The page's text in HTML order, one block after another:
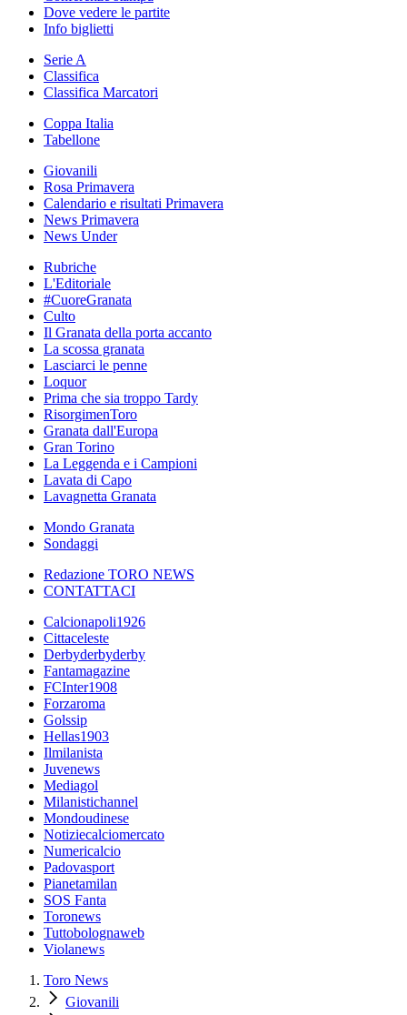
Dove vedere le partite
Info biglietti
Serie A
Classifica
Classifica Marcatori
Coppa Italia
Tabellone
Giovanili
Rosa Primavera
Calendario e risultati Primavera
News Primavera
News Under
Rubriche
L'Editoriale
#CuoreGranata
Culto
Il Granata della porta accanto
La scossa granata
Lasciarci le penne
Loquor
Prima che sia troppo Tardy
RisorgimenToro
Granata dall'Europa
Gran Torino
La Leggenda e i Campioni
Lavata di Capo
Lavagnetta Granata
Mondo Granata
Sondaggi
Redazione TORO NEWS
CONTATTACI
Calcionapoli1926
Cittaceleste
Derbyderbyderby
Fantamagazine
FCInter1908
Forzaroma
Golssip
Hellas1903
Ilmilanista
Juvenews
Mediagol
Milanistichannel
Mondoudinese
Notiziecalciomercato
Numericalcio
Padovasport
Pianetamilan
SOS Fanta
Toronews
Tuttobolognaweb
Violanews
Toro News
Giovanili